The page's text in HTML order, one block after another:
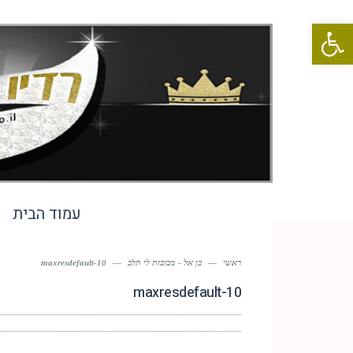
פתח סרגל נגישות
עמוד הבית
ראשי — בן אל - מבזבזת לי תלב —
maxresdefault-10
maxresdefault-10